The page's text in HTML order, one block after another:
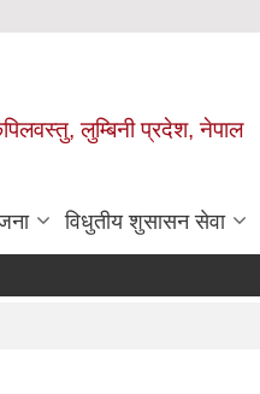
लुम्बिनी प्रदेश, नेपाल
विधुतीय शुसासन सेवा